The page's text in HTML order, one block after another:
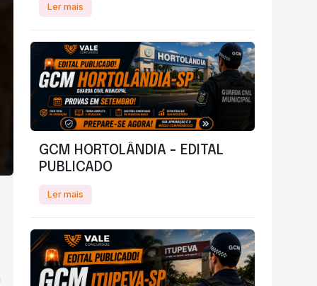
Ler mais
GCM HORTOLÂNDIA - EDITAL
PUBLICADO
Ler mais